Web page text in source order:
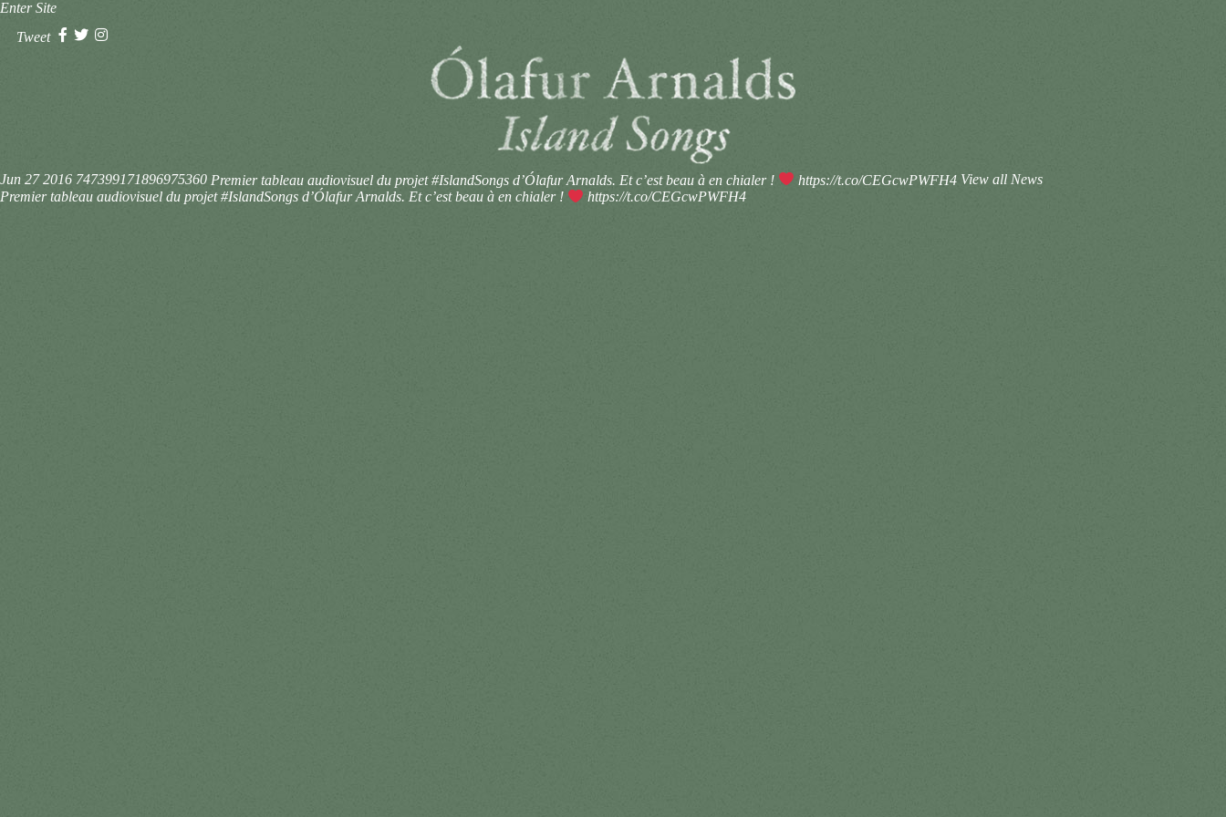
Enter Site
Tweet
Jun 27 2016 747399171896975360 Premier tableau audiovisuel du projet #IslandSongs d’Ólafur Arnalds. Et c’est beau à en chialer ! https://t.co/CEGcwPWFH4 View all News
Premier tableau audiovisuel du projet #IslandSongs d’Ólafur Arnalds. Et c’est beau à en chialer !
https://t.co/CEGcwPWFH4